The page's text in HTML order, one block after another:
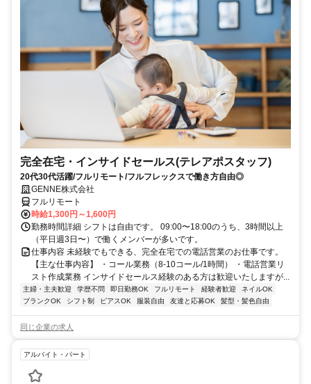
完全在宅・インサイドセールス(テレアポスタッフ)
20代30代活躍/フルリモート/フルフレックスで働き方自由◎
GENNE株式会社
フルリモート
時給1,300円～1,600円
勤務時間詳細 シフトは自由です。 09:00〜18:00のうち、3時間以上
（平日週3日〜）で働くメンバーが多いです。
仕事内容 未経験でもできる、完全在宅での電話営業のお仕事です。
【主な仕事内容】 ・コール業務（8-10コール/1時間） ・電話営業リ
スト作成業務 インサイドセールス経験のある方は歓迎いたしますが...
主婦・主夫歓迎 学歴不問 即日勤務OK フルリモート 経験者歓迎
ネイルOK
ブランクOK
シフト制 ピアスOK 服装自由 友達と応募OK 髪型・髪色自由
同じ企業の求人
アルバイト・パート